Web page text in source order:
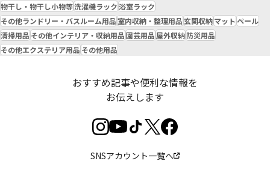
物干し・物干し小物等洗濯機ラック浴室ラック
その他ランドリー・バスルーム用品室内収納・整理用品玄関収納マットペール
清掃用品 その他インテリア・収納用品園芸用品屋外収納防災用品
その他エクステリア用品 その他用品
おすすめ記事や便利な情報を
お伝えします
SNSアカウント一覧へ